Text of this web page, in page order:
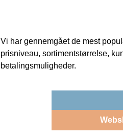
Vi har gennemgået de mest
prisniveau, sortimentstørrelse,
betalingsmuligheder.